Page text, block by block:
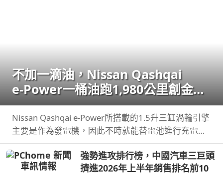
不加一滴油，Nissan Qashqai
e‑Power一桶油跑1,980公里創金氏
世界紀錄
Nissan Qashqai e‑Power所搭載的1.5升三缸渦輪引擎
主要是作為發電機，因此不時就能替電池進行充電直
到沒油，這也讓Qashqai e‑Power擁有高效的里程表
現，日前就創下非純電與PHEV行駛里程最高金氏世界
紀錄…
強勢進攻排行榜，中國汽車三巨頭
擠進2026年上半年銷售排名前10